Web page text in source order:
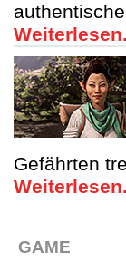
Gefährten
GAME